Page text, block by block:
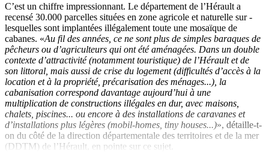
C’est un chiffre impressionnant. Le département de l’Hérault a
recensé 30.000 parcelles situées en zone agricole et naturelle sur ­
lesquelles sont implantées illégalement toute une mosaïque de
cabanes. «Au fil des années, ce ne sont plus de simples baraques de
pêcheurs ou d’agriculteurs qui ont été aménagées. Dans un double
contexte d’attractivité (notamment touristique) de l’Hérault et de
son littoral, mais aussi de crise du logement (difficultés d’accès à la
location et à la propriété, précarisation des ménages...), la
cabanisation correspond davantage aujourd’hui à une
multiplication de constructions illégales en dur, avec maisons,
chalets, piscines... ou encore à des installations de caravanes et
d’installations plus légères (mobil-homes, tiny houses...)», détaille-t-
on du côté de la direction départementale des territoires et de la mer
(DDTM) de l’Hérault, en pointe sur ce sujet.